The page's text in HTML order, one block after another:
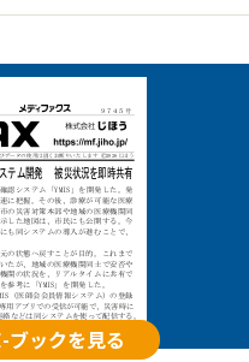
ブックを見る